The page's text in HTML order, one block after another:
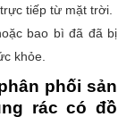
tiếp từ mặt trời.
bao bì đã đã bị
khỏe.
phối sản
rác có đồ